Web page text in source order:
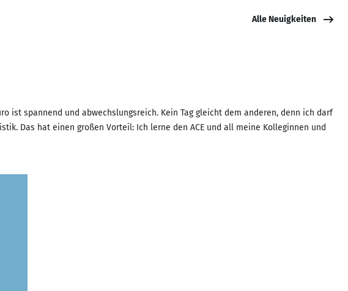
Alle Neuigkeiten
ist spannend und abwechslungsreich. Kein Tag gleicht dem anderen, denn ich darf
Das hat einen großen Vorteil: Ich lerne den ACE und all meine Kolleginnen und